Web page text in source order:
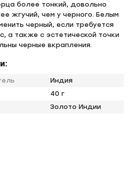
более тонкий, довольно
жгучий, чем у черного. Белым
черный, если требуется
а также с эстетической точки
черные вкрапления.
Индия
40 г
Золото Индии